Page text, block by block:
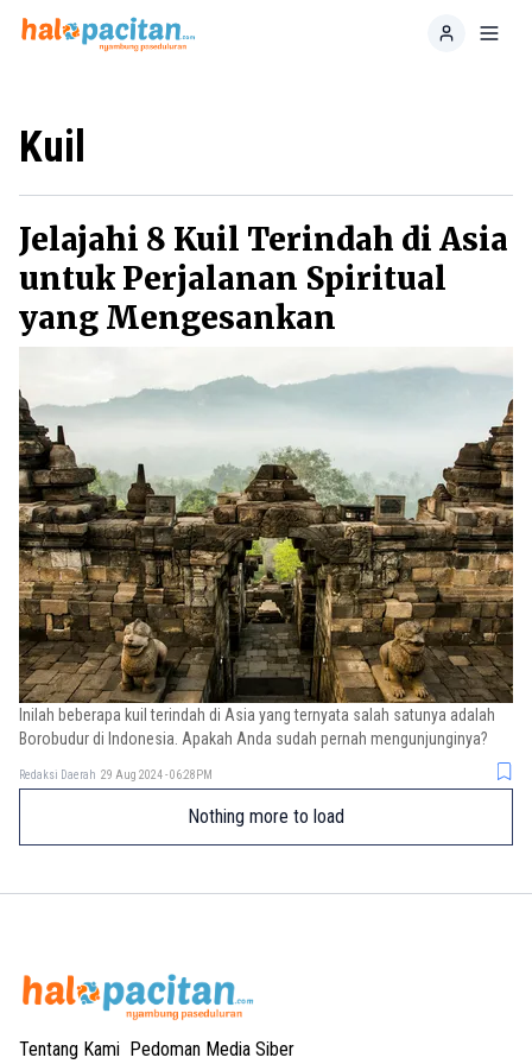
Home
Kuil
Jelajahi 8 Kuil Terindah di Asia
untuk Perjalanan Spiritual
yang Mengesankan
Inilah beberapa kuil terindah di Asia yang ternyata salah satunya adalah
Borobudur di Indonesia. Apakah Anda sudah pernah mengunjunginya?
Redaksi Daerah 29 Aug 2024 - 06:28PM
Nothing more to load
Tentang Kami Pedoman Media Siber